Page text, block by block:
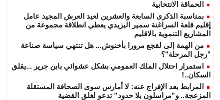
الحماقة الانتخابية
بمناسبة الذكرى السابعة والعشرين لعيد العرش المجيد عامل
إقليم قلعة السراغنة سمير اليزيدي يعطي انطلاقة مجموعة من
المشاريع التنموية بالاقليم
من الهمة إلى لقجع مرورا بأخنوش... هل تنتهي سياسة صناعة
"رجل المرحلة"؟
استمرار احتلال الملك العمومي بشكل عشوائي بابن جرير ...يقلق
السكان..!
المرابط بعد الإفراج عنه: لا أمارس سوى الصحافة المستقلة
المزعجة.. و”مراسلون بلا حدود” تدعو لغلق القضية